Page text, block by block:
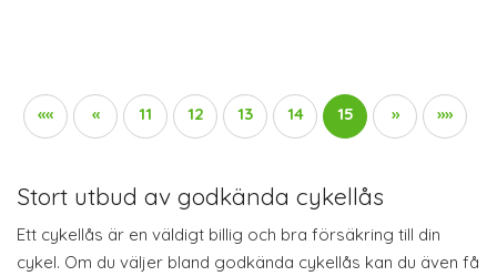
«« « 11 12 13 14 15 » »»
Stort utbud av godkända cykellås
Ett cykellås är en väldigt billig och bra försäkring till din
cykel. Om du väljer bland godkända cykellås kan du även få